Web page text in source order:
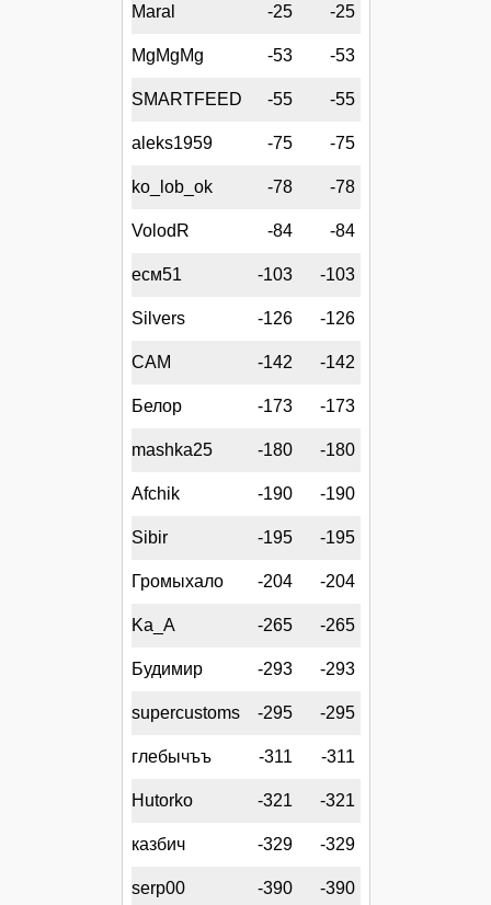
Maral -25 -25
MgMgMg -53 -53
SMARTFEED -55 -55
aleks1959 -75 -75
ko_lob_ok -78 -78
VolodR -84 -84
есм51 -103 -103
Silvers -126 -126
CAM -142 -142
Белор -173 -173
mashka25 -180 -180
Afchik -190 -190
Sibir -195 -195
Громыхало -204 -204
Ka_A -265 -265
Будимир -293 -293
supercustoms -295 -295
глебычъъ -311 -311
Hutorko -321 -321
казбич -329 -329
serp00 -390 -390